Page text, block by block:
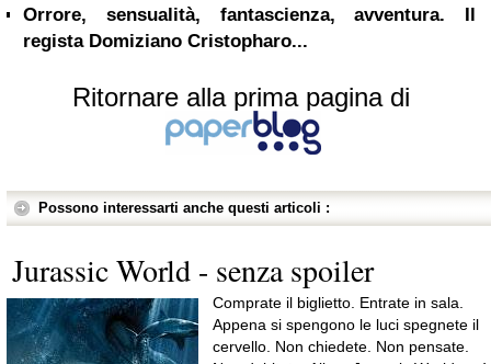
Orrore, sensualità, fantascienza, avventura. Il
regista Domiziano Cristopharo...
Ritornare alla prima pagina di
Possono interessarti anche questi articoli :
Jurassic World - senza spoiler
Comprate il biglietto. Entrate in sala.
Appena si spengono le luci spegnete il
cervello. Non chiedete. Non pensate.